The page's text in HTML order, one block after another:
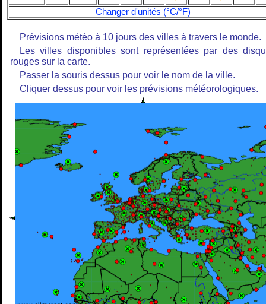
Changer d'unités (°C/°F)
Prévisions météo à 10 jours des villes à travers le monde.
Les villes disponibles sont représentées par des
rouges sur la carte.
Passer la souris dessus pour voir le nom de la ville.
Cliquer dessus pour voir les prévisions météorologiques.